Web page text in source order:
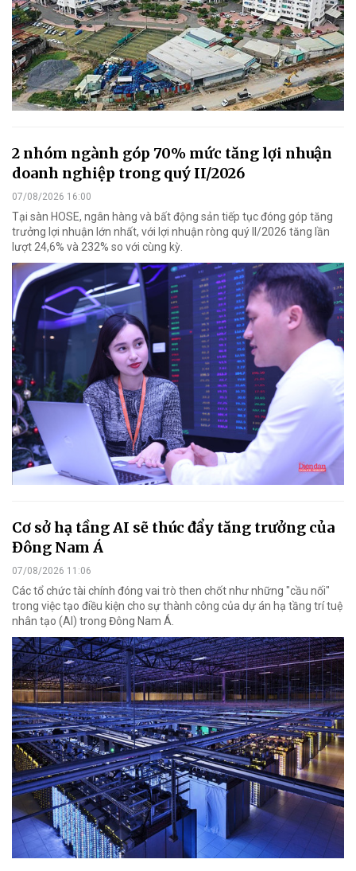
2 nhóm ngành góp 70% mức tăng lợi nhuận
doanh nghiệp trong quý II/2026
07/08/2026 16:00
Tại sàn HOSE, ngân hàng và bất động sản tiếp tục đóng góp tăng
trưởng lợi nhuận lớn nhất, với lợi nhuận ròng quý II/2026 tăng lần
lượt 24,6% và 232% so với cùng kỳ.
Cơ sở hạ tầng AI sẽ thúc đẩy tăng trưởng của
Đông Nam Á
07/08/2026 11:06
Các tổ chức tài chính đóng vai trò then chốt như những "cầu nối"
trong việc tạo điều kiện cho sự thành công của dự án hạ tầng trí tuệ
nhân tạo (AI) trong Đông Nam Á.